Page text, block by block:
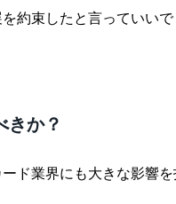
約束したと言っていい
きか？
ド業界にも大きな影響を